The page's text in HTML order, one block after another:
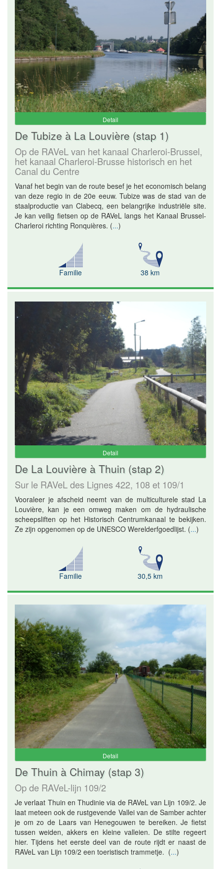
Detail
De Tubize à La Louvière (stap 1)
Op de RAVeL van het kanaal Charleroi-Brussel,
het kanaal Charleroi-Brusse historisch en het
Canal du Centre
Vanaf het begin van de route besef je het economisch belang
van deze regio in de 20e eeuw. Tubize was de stad van de
staalproductie van Clabecq, een belangrijke industriële site.
Je kan veilig fietsen op de RAVeL langs het Kanaal Brussel-
Charleroi richting Ronquières. (...)
Familie 38 km
Detail
De La Louvière à Thuin (stap 2)
Sur le RAVeL des Lignes 422, 108 et 109/1
Vooraleer je afscheid neemt van de multiculturele stad La
Louvière, kan je een omweg maken om de hydraulische
scheepsliften op het Historisch Centrumkanaal te bekijken.
Ze zijn opgenomen op de UNESCO Werelderfgoedlijst. (...)
Familie 30,5 km
Detail
De Thuin à Chimay (stap 3)
Op de RAVeL-lijn 109/2
Je verlaat Thuin en Thudinie via de RAVeL van Lijn 109/2. Je
laat meteen ook de rustgevende Vallei van de Samber achter
je om zo de Laars van Henegouwen te bereiken. Je fietst
tussen weiden, akkers en kleine valleien. De stilte regeert
hier. Tijdens het eerste deel van de route rijdt er naast de
RAVeL van Lijn 109/2 een toeristisch trammetje. (...)